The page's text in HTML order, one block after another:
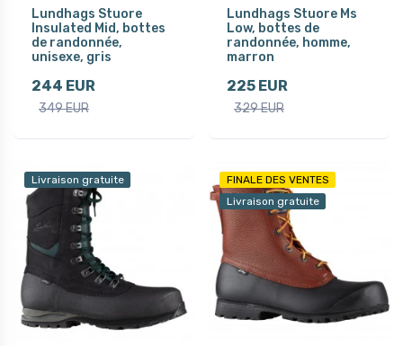
Lundhags Stuore
Insulated Mid, bottes
de randonnée,
unisexe, gris
244 EUR
349 EUR
Lundhags Stuore Ms
Low, bottes de
randonnée, homme,
marron
225 EUR
329 EUR
Livraison gratuite
FINALE DES VENTES
Livraison gratuite